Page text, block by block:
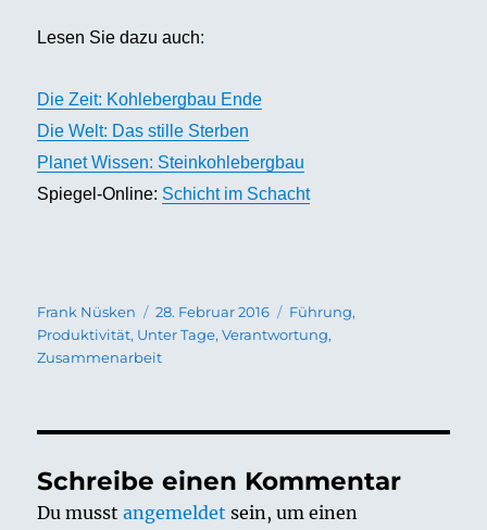
Lesen Sie dazu auch:
Die Zeit: Kohlebergbau Ende
Die Welt: Das stille Sterben
Planet Wissen: Steinkohlebergbau
Spiegel-Online: Schicht im Schacht
Autor
Frank Nüsken
Veröffentlicht
am
28. Februar 2016 Schlagwörter
Führung,
Produktivität, Unter Tage,Verantwortung,
Zusammenarbeit
Schreibe einen Kommentar
Du musstangemeldet sein, um einen